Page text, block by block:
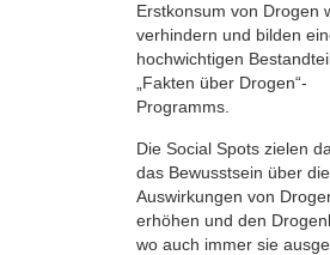
Erstkonsum von Drogen
verhindern und bilden
hochwichtigen
„Fakten über Drogen“-
Programms.
Die Social Spots zielen
das Bewusstsein über die
Auswirkungen von
erhöhen und den
wo auch immer sie